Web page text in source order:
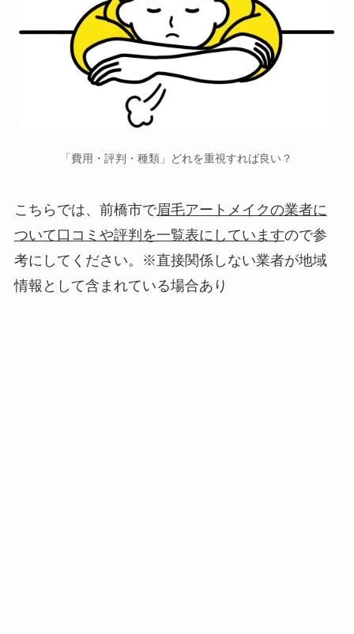
「費用・評判・種類」どれを重視すれば良い？
こちらでは、前橋市で眉毛アートメイクの業者に
ついて口コミや評判を一覧表にしていますので参
考にしてください。※直接関係しない業者が地域
情報として含まれている場合あり